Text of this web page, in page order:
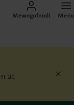
Mewngofnodi Menu
at